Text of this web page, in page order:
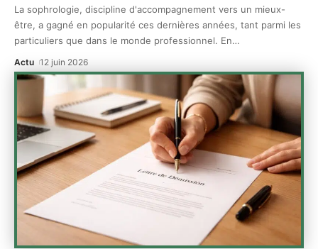
La sophrologie, discipline d'accompagnement vers un mieux-
être, a gagné en popularité ces dernières années, tant parmi les
particuliers que dans le monde professionnel. En…
Actu 12 juin 2026